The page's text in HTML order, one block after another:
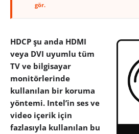
gör.
HDCP şu anda HDMI
veya DVI uyumlu tüm
TV ve bilgisayar
monitörlerinde
kullanılan bir koruma
yöntemi. Intel’in ses ve
video içerik için
fazlasıyla kullanılan bu